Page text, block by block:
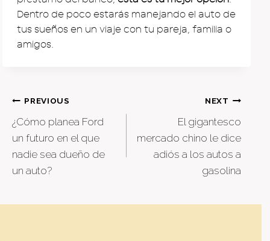
Dentro de poco estarás manejando el auto de
tus sueños en un viaje con tu pareja, familia o
amigos.
Post
navigation
PREVIOUS
¿Cómo planea Ford
un futuro en el que
nadie sea dueño de
un auto?
NEXT
El gigantesco
mercado chino le dice
adiós a los autos a
gasolina